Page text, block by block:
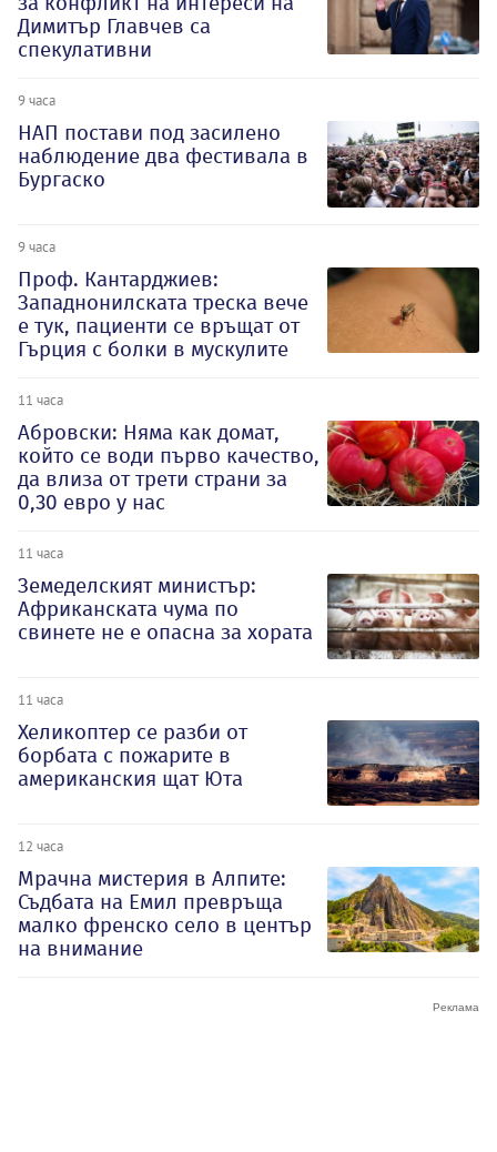
Димитър Главчев са
спекулативни
9 часа
НАП постави под засилено
наблюдение два фестивала в
Бургаско
9 часа
Проф. Кантарджиев:
Западнонилската треска вече
е тук, пациенти се връщат от
Гърция с болки в мускулите
11 часа
Абровски: Няма как домат,
който се води първо качество,
да влиза от трети страни за
0,30 евро у нас
11 часа
Земеделският министър:
Африканската чума по
свинете не е опасна за хората
11 часа
Хеликоптер се разби от
борбата с пожарите в
американския щат Юта
12 часа
Мрачна мистерия в Алпите:
Съдбата на Емил превръща
малко френско село в център
на внимание